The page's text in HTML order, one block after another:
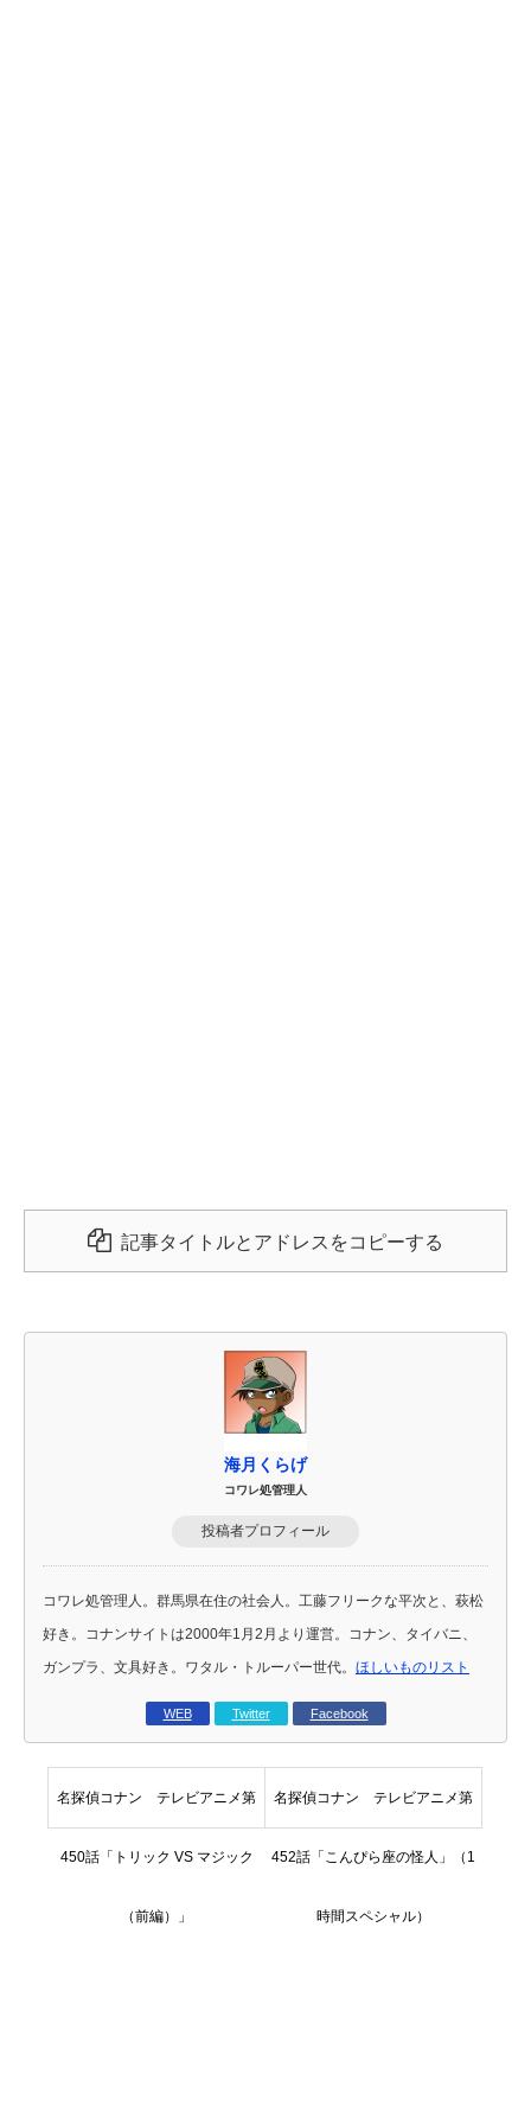
記事タイトルとアドレスをコピーする
海月くらげ
コワレ処管理人
投稿者プロフィール
コワレ処管理人。群馬県在住の社会人。工藤フリークな平次と、萩松
好き。コナンサイトは2000年1月2月より運営。コナン、タイバニ、
ガンプラ、文具好き。ワタル・トルーパー世代。 ほしいものリスト
WEB Twitter Facebook
名探偵コナン テレビアニメ第
450話「トリック VS マジック
（前編）」
名探偵コナン テレビアニメ第
452話「こんぴら座の怪人」（1
時間スペシャル）